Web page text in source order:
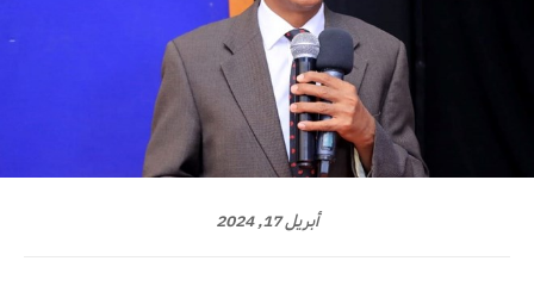
أبريل 17, 2024